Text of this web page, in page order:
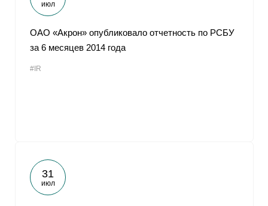
июл
ОАО «Акрон» опубликовало отчетность по РСБУ
за 6 месяцев 2014 года
#IR
31
июл